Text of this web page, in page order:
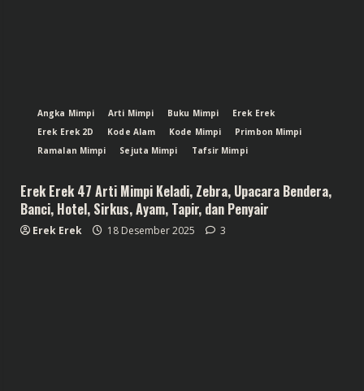
Angka Mimpi Arti Mimpi Buku Mimpi
Erek Erek
Erek Erek 2D
Kode Alam Kode Mimpi
Primbon Mimpi
Ramalan Mimpi
Sejuta Mimpi Tafsir Mimpi
Erek Erek 47 Arti Mimpi Keladi, Zebra, Upacara Bendera,
Banci, Hotel, Sirkus, Ayam, Tapir, dan Penyair
Erek Erek 18 Desember 2025 3